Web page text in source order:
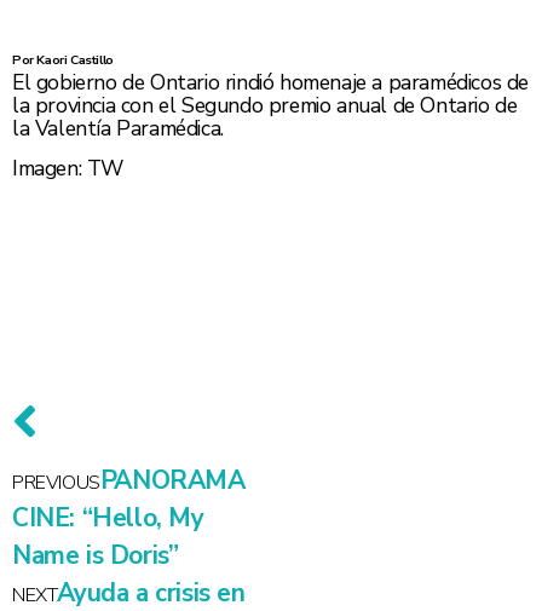
Por Kaori Castillo
El gobierno de Ontario rindió homenaje a paramédicos de
la provincia con el Segundo premio anual de Ontario de
la Valentía Paramédica.
Imagen: TW
PREVIOUSPANORAMA
CINE: “Hello, My
Name is Doris”
NEXTAyuda a crisis en